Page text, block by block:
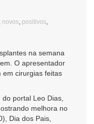
novos positivos
na semana
O apresentador
em cirurgias feitas
portal Leo Dias,
melhora no
Dia dos Pais,